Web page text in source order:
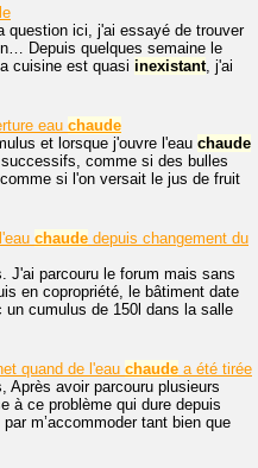
question ici, j'ai essayé de trouver
Depuis quelques semaine le
cuisine est quasi inexistant, j'ai
eau chaude
et lorsque j'ouvre l'eau chaude
comme si des bulles
si l'on versait le jus de fruit
chaude depuis changement du
J'ai parcouru le forum mais sans
en copropriété, le bâtiment date
cumulus de 150l dans la salle
quand de l'eau chaude a été tirée
Après avoir parcouru plusieurs
à ce problème qui dure depuis
m’accommoder tant bien que